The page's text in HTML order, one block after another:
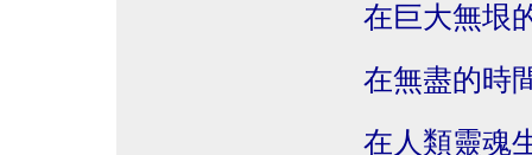
在巨大無垠
在無盡的時
在人類靈魂